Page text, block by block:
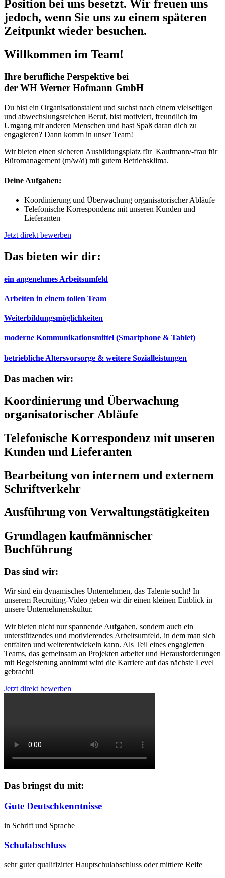
Position bei uns besetzt. Wir freuen uns
jedoch, wenn Sie uns zu einem späteren
Zeitpunkt wieder besuchen.
Willkommen im Team!
Ihre berufliche Perspektive bei
der WH Werner Hofmann GmbH
Du bist ein Organisationstalent und suchst nach einem vielseitigen
und abwechslungsreichen Beruf, bist motiviert, freundlich im
Umgang mit anderen Menschen und hast Spaß daran dich zu
engagieren? Dann komm in unser Team!
Wir bieten einen sicheren Ausbildungsplatz für Kaufmann/-frau für
Büromanagement (m/w/d) mit gutem Betriebsklima.
Deine Aufgaben:
Koordinierung und Überwachung organisatorischer Abläufe
Telefonische Korrespondenz mit unseren Kunden und
Lieferanten
Jetzt direkt bewerben
Das bieten wir dir:
ein angenehmes Arbeitsumfeld
Arbeiten in einem tollen Team
Weiterbildungsmöglichkeiten
moderne Kommunikationsmittel (Smartphone & Tablet)
betriebliche Altersvorsorge & weitere Sozialleistungen
Das machen wir:
Koordinierung und Überwachung
organisatorischer Abläufe
Telefonische Korrespondenz mit unseren
Kunden und Lieferanten
Bearbeitung von internem und externem
Schriftverkehr
Ausführung von Verwaltungstätigkeiten
Grundlagen kaufmännischer
Buchführung
Das sind wir:
Wir sind ein dynamisches Unternehmen, das Talente sucht! In
unserem Recruiting-Video geben wir dir einen kleinen Einblick in
unsere Unternehmenskultur.
Wir bieten nicht nur spannende Aufgaben, sondern auch ein
unterstützendes und motivierendes Arbeitsumfeld, in dem man sich
entfalten und weiterentwickeln kann. Als Teil eines engagierten
Teams, das gemeinsam an Projekten arbeitet und Herausforderungen
mit Begeisterung annimmt wird die Karriere auf das nächste Level
gebracht!
Jetzt direkt bewerben
Das bringst du mit:
Gute Deutschkenntnisse
in Schrift und Sprache
Schulabschluss
sehr guter qualifizirter Hauptschulabschluss oder mittlere Reife